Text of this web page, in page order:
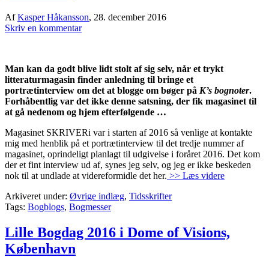
AfKasper Håkansson, 28. december 2016
Skriv en kommentar
Man kan da godt blive lidt stolt af sig selv, når et trykt
litteraturmagasin finder anledning til bringe et
portrætinterview om det at blogge om bøger på K’s bognoter.
Forhåbentlig var det ikke denne satsning, der fik magasinet til
at gå nedenom og hjem efterfølgende …
Magasinet SKRIVERi var i starten af 2016 så venlige at kontakte
mig med henblik på et portrætinterview til det tredje nummer af
magasinet, oprindeligt planlagt til udgivelse i foråret 2016. Det kom
der et fint interview ud af, synes jeg selv, og jeg er ikke beskeden
nok til at undlade at videreformidle det her. >> Læs videre
Arkiveret under: Øvrige indlæg, Tidsskrifter
Tags: Bogblogs, Bogmesser
Lille Bogdag 2016 i Dome of Visions,
København